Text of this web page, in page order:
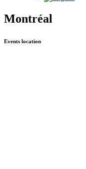
Montréal
Events location